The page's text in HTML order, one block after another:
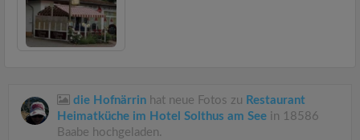
die Hofnärrin hat neue Fotos zu Restaurant
Heimatküche im Hotel Solthus am See in 18586
Baabe hochgeladen.